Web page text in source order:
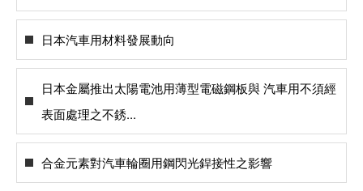
日本汽車用材料發展動向
日本金屬推出太陽電池用薄型電磁鋼板與 汽車用不須經
表面處理之不銹...
合金元素對汽車輪圈用鋼閃光銲接性之影響